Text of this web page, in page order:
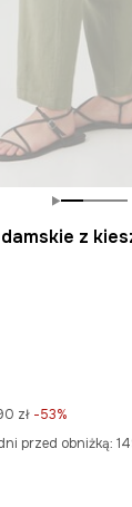
z
zł -53%
przed obniżką: